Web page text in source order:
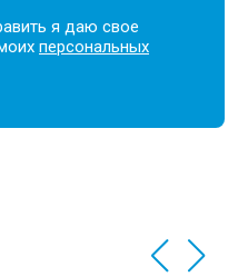
я даю свое
персональных